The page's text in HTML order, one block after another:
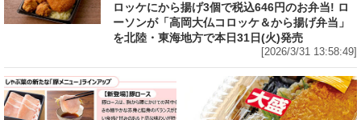
ロッケにから揚げ3個で税込646円のお弁当! ロ
ーソンが「高岡大仏コロッケ＆から揚げ弁当」
を北陸・東海地方で本日31日(火)発売
[2026/3/31 13:58:49]